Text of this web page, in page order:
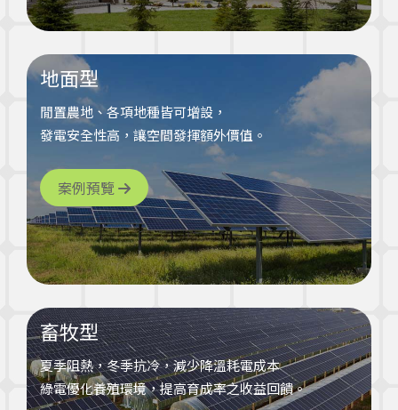
地面型
閒置農地、各項地種皆可增設，
發電安全性高，讓空間發揮額外價值。
案例預覽
畜牧型
夏季阻熱，冬季抗冷，減少降溫耗電成本
綠電優化養殖環境，提高育成率之收益回饋。